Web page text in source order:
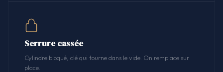
Serrure cassée
Cylindre bloqué, clé qui tourne dans le vide. On remplace sur
place.